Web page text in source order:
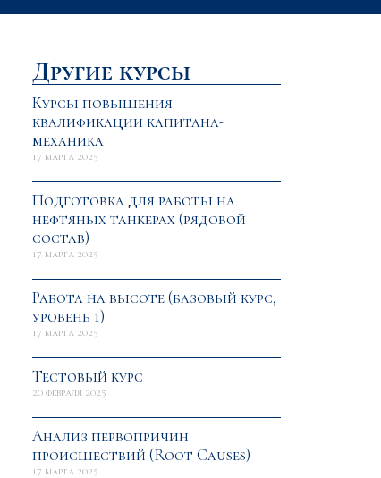
Другие курсы
Курсы повышения
квалификации капитана-
механика
17 марта 2025
Подготовка для работы на
нефтяных танкерах (рядовой
состав)
17 марта 2025
Работа на высоте (базовый курс,
уровень 1)
17 марта 2025
Тестовый курс
20 февраля 2025
Анализ первопричин
происшествий (Root Causes)
17 марта 2025